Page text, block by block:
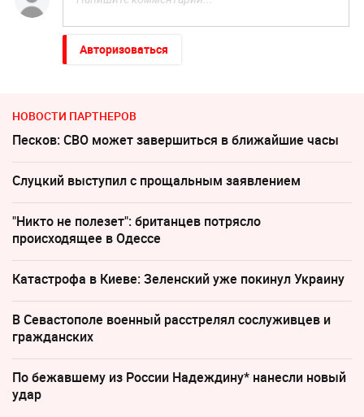
Авторизоваться
НОВОСТИ ПАРТНЕРОВ
Песков: СВО может завершиться в ближайшие часы
Слуцкий выступил с прощальным заявлением
"Никто не полезет": британцев потрясло
происходящее в Одессе
Катастрофа в Киеве: Зеленский уже покинул Украину
В Севастополе военный расстрелял сослуживцев и
гражданских
По бежавшему из России Надеждину* нанесли новый
удар